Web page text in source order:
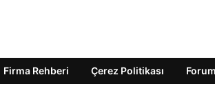
Firma Rehberi Çerez Politikası Forum